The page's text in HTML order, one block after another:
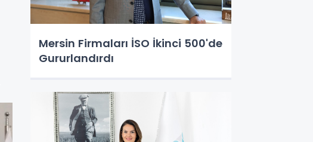
Mersin Firmaları İSO İkinci 500'de
Gururlandırdı